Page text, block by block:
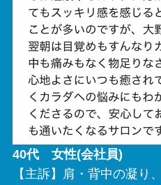
40代 女性(会社員)
【主訴】肩・背中の凝り